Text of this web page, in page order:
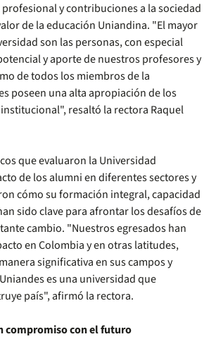
y contribuciones a la sociedad
de la educación Uniandina. "El mayor
son las personas, con especial
y aporte de nuestros profesores y
de todos los miembros de la
poseen una alta apropiación de los
resaltó la rectora Raquel
que evaluaron la Universidad
de los alumni en diferentes sectores y
cómo su formación integral, capacidad
sido clave para afrontar los desafíos de
cambio. "Nuestros egresados han
en Colombia y en otras latitudes,
significativa en sus campos y
es una universidad que
país", afirmó la rectora.
compromiso con el futuro